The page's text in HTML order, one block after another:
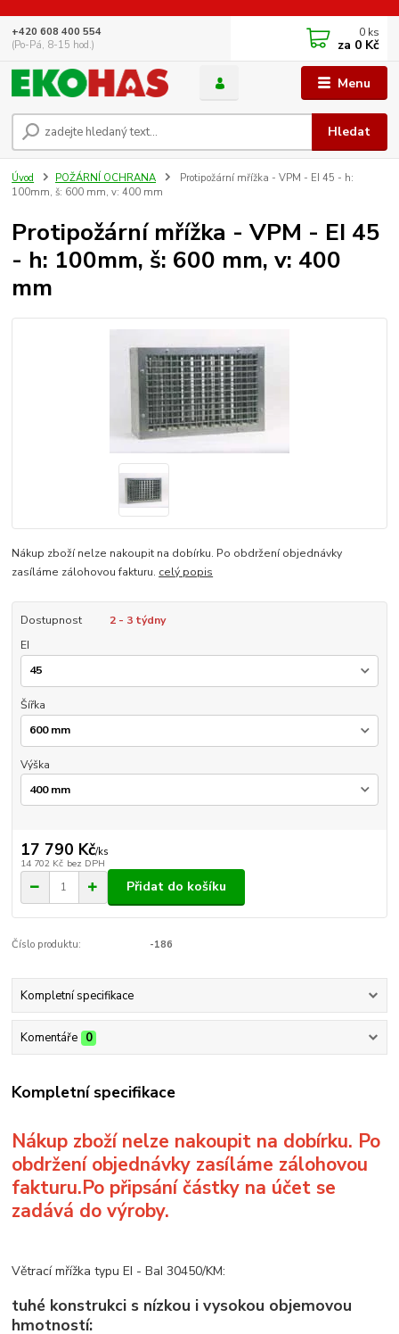
Menu
Hledat
+420 608 400 554
(Po-Pá, 8-15 hod.)
0 ks
za 0 Kč
Úvod POŽÁRNÍ OCHRANA
Protipožární mřížka - VPM - EI 45 - h:
100mm, š: 600 mm, v: 400 mm
Protipožární mřížka - VPM - EI 45
- h: 100mm, š: 600 mm, v: 400
mm
Nákup zboží nelze nakoupit na dobírku. Po obdržení objednávky
zasíláme zálohovou fakturu. celý popis
Dostupnost
2 - 3 týdny
EI
Šířka
Výška
17 790 Kč/ks
14 702 Kč bez DPH
Přidat do košíku
Číslo produktu: -186
Kompletní specifikace
Komentáře 0
Kompletní specifikace
Nákup zboží nelze nakoupit na dobírku. Po
obdržení objednávky zasíláme zálohovou
fakturu.Po připsání částky na účet se
zadává do výroby.
Větrací mřížka typu EI - BaI 30450/KM:
tuhé konstrukci s nízkou i vysokou objemovou
hmotností: